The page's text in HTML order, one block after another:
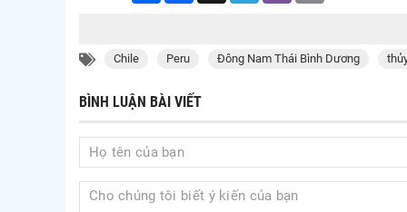
Chile Peru Đông Nam Thái Bình Dương
BÌNH LUẬN BÀI VIẾT